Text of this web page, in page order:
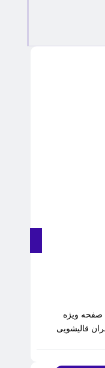
صفحه ویژه
قالیشویی